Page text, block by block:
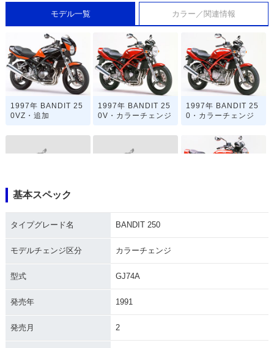
モデル一覧 カラー／関連情報
1997年 BANDIT 25
0VZ・追加
1997年 BANDIT 25
0V・カラーチェンジ
1997年 BANDIT 25
0・カラーチェンジ
ンジ
基本スペック
タイプグレード名 BANDIT 250
モデルチェンジ区分 カラーチェンジ
型式 GJ74A
発売年 1991
発売月 2